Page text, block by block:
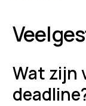
Wat zijn